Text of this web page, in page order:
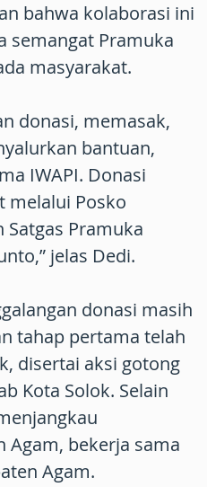
bahwa kolaborasi ini
semangat Pramuka
masyarakat.
donasi, memasak,
bantuan,
IWAPI. Donasi
melalui Posko
Satgas Pramuka
jelas Dedi.
donasi masih
tahap pertama telah
disertai aksi gotong
Kota Solok. Selain
Agam, bekerja sama
Agam.